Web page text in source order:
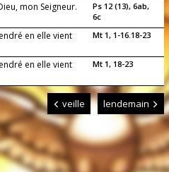
mon Seigneur.
Ps 12 (13), 6ab,
6c
en elle vient
Mt 1, 1-16.18-23
en elle vient
Mt 1, 18-23
veille lendemain